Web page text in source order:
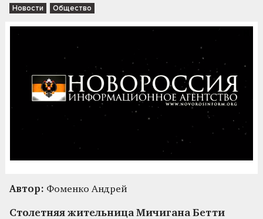
Новости Общество
Автор: Фоменко Андрей
Столетняя жительница Мичигана Бетти